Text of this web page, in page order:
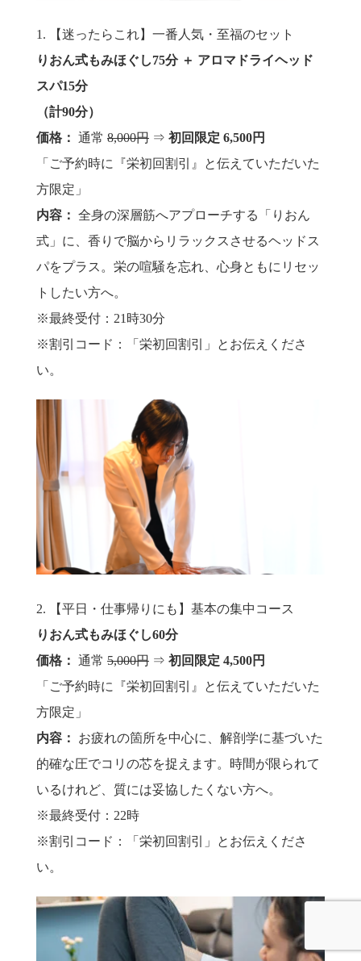
1. 【迷ったらこれ】一番人気・至福のセット
りおん式もみほぐし75分 ＋ アロマドライヘッド
スパ15分
（計90分）
価格： 通常 8,000円 ⇒ 初回限定 6,500円
「ご予約時に『栄初回割引』と伝えていただいた
方限定」
内容： 全身の深層筋へアプローチする「りおん
式」に、香りで脳からリラックスさせるヘッドス
パをプラス。栄の喧騒を忘れ、心身ともにリセッ
トしたい方へ。
※最終受付：21時30分
※割引コード：「栄初回割引」とお伝えくださ
い。
2. 【平日・仕事帰りにも】基本の集中コース
りおん式もみほぐし60分
価格： 通常 5,000円 ⇒ 初回限定 4,500円
「ご予約時に『栄初回割引』と伝えていただいた
方限定」
内容：
お疲れの箇所を中心に、解剖学に基づいた
的確な圧でコリの芯を捉えます。時間が限られて
いるけれど、質には妥協したくない方へ。
※最終受付：22時
※割引コード：「栄初回割引」とお伝えくださ
い。